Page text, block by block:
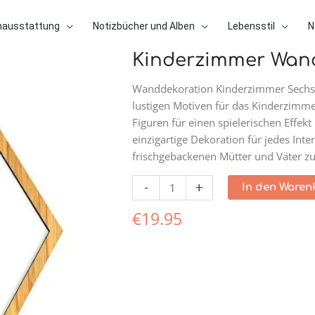
Notizbücher und Alben Lebensstil
Kinderzimmer
Wanddekoration Kinderzimmer
lustigen Motiven für das
Figuren für einen spielerischen
einzigartige Dekoration für jedes
frischgebackenen Mütter und Väter
-
Kinderzimmer
-
Giraffen
Menge
+ In den
€19.95